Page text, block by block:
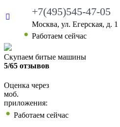
+7(495)545-47-05
Москва, ул. Егерская, д. 1
Работаем сейчас
Скупаем битые машины
5/65 отзывов
Оценка через
моб.
приложения:
Работаем сейчас